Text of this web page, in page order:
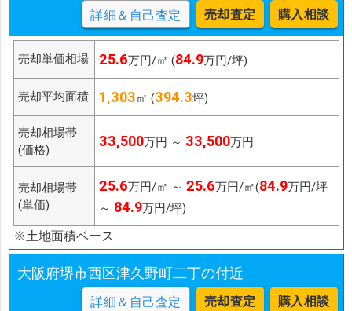
詳細＆自己査定 売却査定 購入相談
売却単価相場 25.6万円/㎡ (84.9万円/坪)
売却平均面積 1,303㎡ (394.3坪)
売却相場帯
(価格)
33,500万円 ～ 33,500万円
売却相場帯
(単価)
25.6万円/㎡ ～ 25.6万円/㎡(84.9万円/坪
～ 84.9万円/坪)
※土地面積ベース
大阪府堺市西区津久野町二丁の付近
詳細＆自己査定 売却査定 購入相談